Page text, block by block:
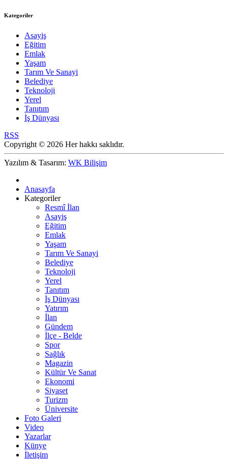
Kategoriler
Asayiş
Eğitim
Emlak
Yaşam
Tarım Ve Sanayi
Belediye
Teknoloji
Yerel
Tanıtım
İş Dünyası
RSS
Copyright © 2026 Her hakkı saklıdır.
Yazılım & Tasarım: WK Bilişim
Anasayfa
Kategoriler
Resmî İlan
Asayiş
Eğitim
Emlak
Yaşam
Tarım Ve Sanayi
Belediye
Teknoloji
Yerel
Tanıtım
İş Dünyası
Yatırım
İlan
Gündem
İlçe - Belde
Spor
Sağlık
Magazin
Kültür Ve Sanat
Ekonomi
Siyaset
Turizm
Üniversite
Foto Galeri
Video
Yazarlar
Künye
İletişim